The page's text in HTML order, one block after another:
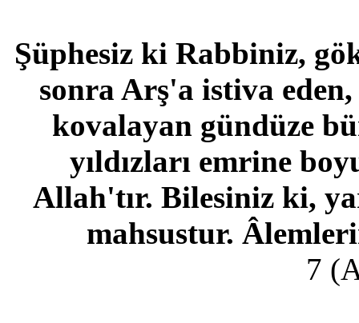
Şüphesiz ki Rabbiniz,
sonra Arş'a istiva
kovalayan gündüze
yıldızları emrine
Allah'tır. Bilesiniz ki,
mahsustur.
7